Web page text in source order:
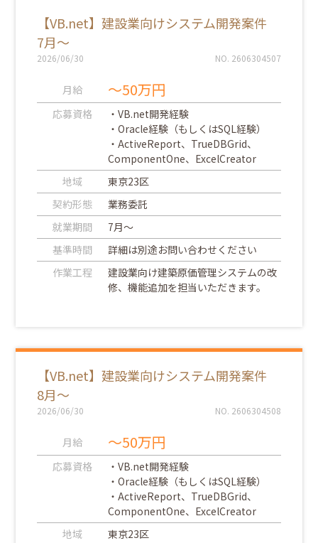
【VB.net】建設業向けシステム開発案件
7月～
2026/06/30 NO. 2606304507
月給 ～50万円
応募資格
・VB.net開発経験
・Oracle経験（もしくはSQL経験）
・ActiveReport、TrueDBGrid、
ComponentOne、ExcelCreator
地域
東京23区
契約形態
業務委託
就業期間
7月～
基準時間
詳細は別途お問い合わせください
作業工程
建設業向け建築原価管理システムの改
修、機能追加を担当いただきます。
【VB.net】建設業向けシステム開発案件
8月～
2026/06/30 NO. 2606304508
月給 ～50万円
応募資格
・VB.net開発経験
・Oracle経験（もしくはSQL経験）
・ActiveReport、TrueDBGrid、
ComponentOne、ExcelCreator
地域
東京23区